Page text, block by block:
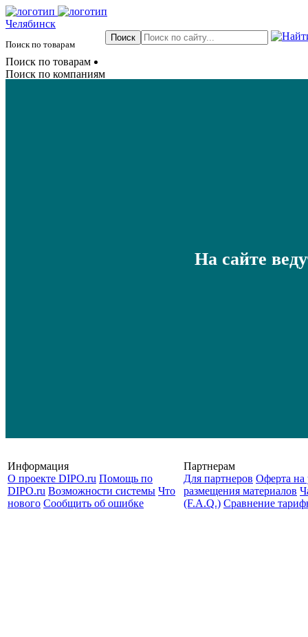
Челябинск
Поиск по товарам
Поиск по товарам
Поиск по компаниям
На сайте
Информация
О проекте DIPO.ru Помощь по
DIPO.ru Возможности системы Что
нового Сообщить об ошибке
Партнерам
Для партнеров Оферта на
размещения материалов
(F.A.Q.) Cравнение